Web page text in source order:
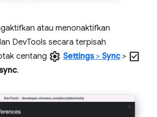
atau menonaktifkan
DevTools secara terpisah
centang settings Settings> Sync> check_box
.